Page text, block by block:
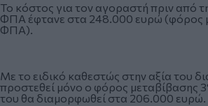
Το κόστος για τον αγοραστή πριν από
ΦΠΑ έφτανε στα 248.000 ευρώ (φόρος
ΦΠΑ).
Με το ειδικό καθεστώς στην αξία του
προστεθεί μόνο ο φόρος μεταβίβασης
του θα διαμορφωθεί στα 206.000 ευρώ.